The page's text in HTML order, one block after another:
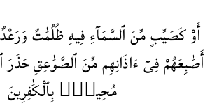
أَوْ كَصَيِّبٍ مِّنَ ٱلسَّمَآءِ فِيهِ ظُلُمَٰتٌ
أَصَٰبِعَهُمْ فِىٓ ءَاذَانِهِم مِّنَ ٱلصَّوَٰعِقِ
مُحِيطٌۢ بِٱلْكَٰفِرِينَ